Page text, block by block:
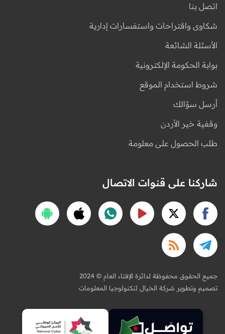
اتصل بنا
شكاوى واقتراحات واستفسارات إدارية
الأسئلة الشائعة
بوابة الحكومة الإلكترونية
شروط استخدام الموقع
أرسل سؤالك
وقفية خير الأردن
طلب الحصول على معلومة
شاركنا على قنوات الاتصال
2024 © جميع الحقوق محفوظة لدائرة الإفتاء العام
تصميم وتطوير شركة الخيال لتكنولوجيا المعلومات